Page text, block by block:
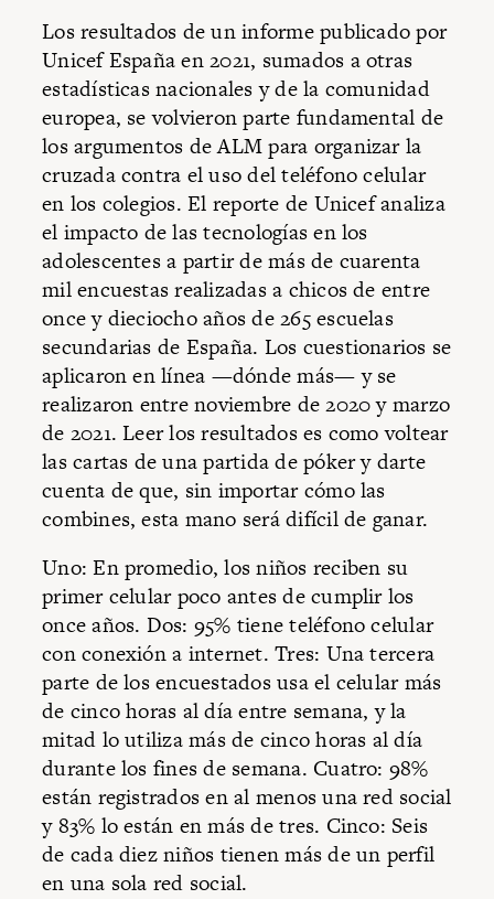
Los resultados de un informe publicado por
Unicef España en 2021, sumados a otras
estadísticas nacionales y de la comunidad
europea, se volvieron parte fundamental de
los argumentos de ALM para organizar la
cruzada contra el uso del teléfono celular
en los colegios. El reporte de Unicef analiza
el impacto de las tecnologías en los
adolescentes a partir de más de cuarenta
mil encuestas realizadas a chicos de entre
once y dieciocho años de 265 escuelas
secundarias de España. Los cuestionarios se
aplicaron en línea —dónde más— y se
realizaron entre noviembre de 2020 y marzo
de 2021. Leer los resultados es como voltear
las cartas de una partida de póker y darte
cuenta de que, sin importar cómo las
combines, esta mano será difícil de ganar.
Uno: En promedio, los niños reciben su
primer celular poco antes de cumplir los
once años. Dos: 95% tiene teléfono celular
con conexión a internet. Tres: Una tercera
parte de los encuestados usa el celular más
de cinco horas al día entre semana, y la
mitad lo utiliza más de cinco horas al día
durante los fines de semana. Cuatro: 98%
están registrados en al menos una red social
y 83% lo están en más de tres. Cinco: Seis
de cada diez niños tienen más de un perfil
en una sola red social.